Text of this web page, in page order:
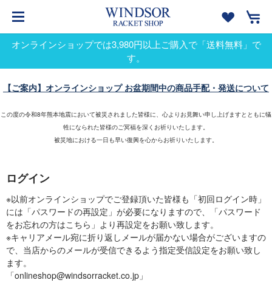
オンラインショップでは3,980円以上ご購入で「送料無料」で
す。
【ご案内】オンラインショップ お盆期間中の商品手配・発送について
この度の令和8年熊本地震において被災されました皆様に、心よりお見舞い申し上げますとともに犠
牲になられた皆様のご冥福を深くお祈りいたします。
被災地における一日も早い復興を心からお祈りいたします。
ログイン
※以前オンラインショップでご登録頂いた皆様も「初回ログイン時」
には「パスワードの再設定」が必要になりますので、「パスワード
をお忘れの方はこちら」より再設定をお願い致します。
※キャリアメール宛に折り返しメールが届かない場合がございますの
で、当店からのメールが受信できるよう指定受信設定をお願い致し
ます。
「onlineshop@windsorracket.co.jp」